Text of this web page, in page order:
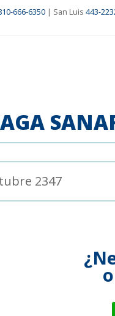
666-6350 | San Luis 443-
2347